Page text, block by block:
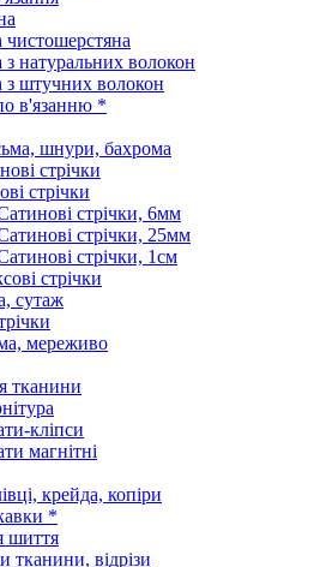
натуральних волокон
штучних волокон
в'язанню *
шнури, бахрома
стрічки
стрічки
стрічки, 6мм
стрічки, 25мм
стрічки, 1см
стрічки
сутаж
мереживо
тканини
кліпси
магнітні
крейда, копіри
*
шиття
тканини, відрізи